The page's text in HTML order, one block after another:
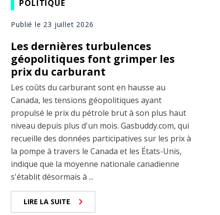
POLITIQUE
Publié le 23 juillet 2026
Les dernières turbulences
géopolitiques font grimper les
prix du carburant
Les coûts du carburant sont en hausse au
Canada, les tensions géopolitiques ayant
propulsé le prix du pétrole brut à son plus haut
niveau depuis plus d'un mois. Gasbuddy.com, qui
recueille des données participatives sur les prix à
la pompe à travers le Canada et les États-Unis,
indique que la moyenne nationale canadienne
s'établit désormais à ...
LIRE LA SUITE